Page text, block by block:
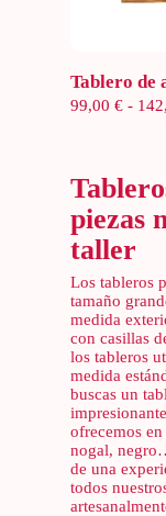
Tablero de
99,00 € -
piezas
taller
Los tableros
tamaño
medida
con casillas
los tableros
medida
buscas un
ofrecemos
nogal,
de una
todos